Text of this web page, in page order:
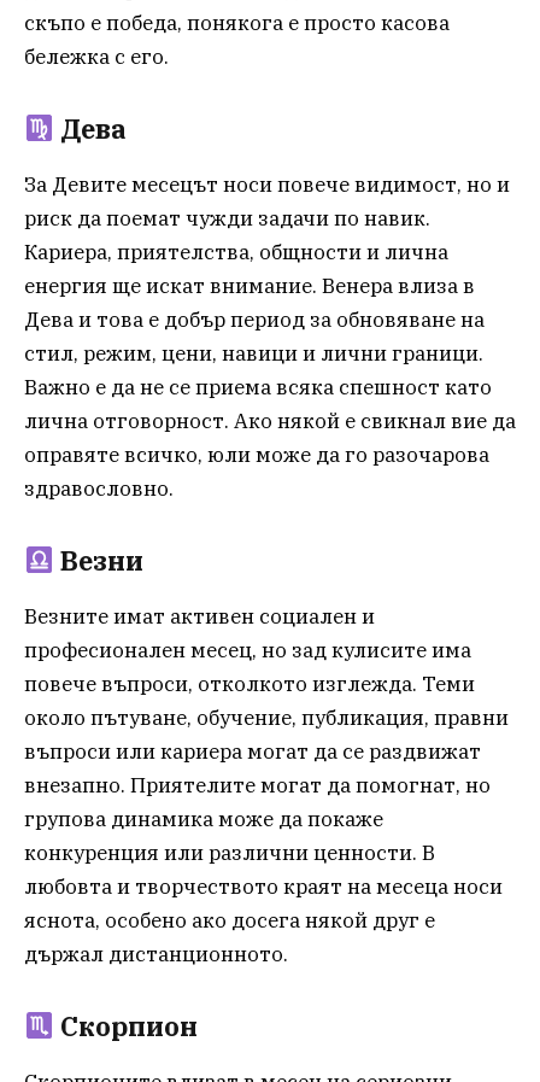
скъпо е победа, понякога е просто касова
бележка с его.
Дева
За Девите месецът носи повече видимост, но и
риск да поемат чужди задачи по навик.
Кариера, приятелства, общности и лична
енергия ще искат внимание. Венера влиза в
Дева и това е добър период за обновяване на
стил, режим, цени, навици и лични граници.
Важно е да не се приема всяка спешност като
лична отговорност. Ако някой е свикнал вие да
оправяте всичко, юли може да го разочарова
здравословно.
Везни
Везните имат активен социален и
професионален месец, но зад кулисите има
повече въпроси, отколкото изглежда. Теми
около пътуване, обучение, публикация, правни
въпроси или кариера могат да се раздвижат
внезапно. Приятелите могат да помогнат, но
групова динамика може да покаже
конкуренция или различни ценности. В
любовта и творчеството краят на месеца носи
яснота, особено ако досега някой друг е
държал дистанционното.
Скорпион